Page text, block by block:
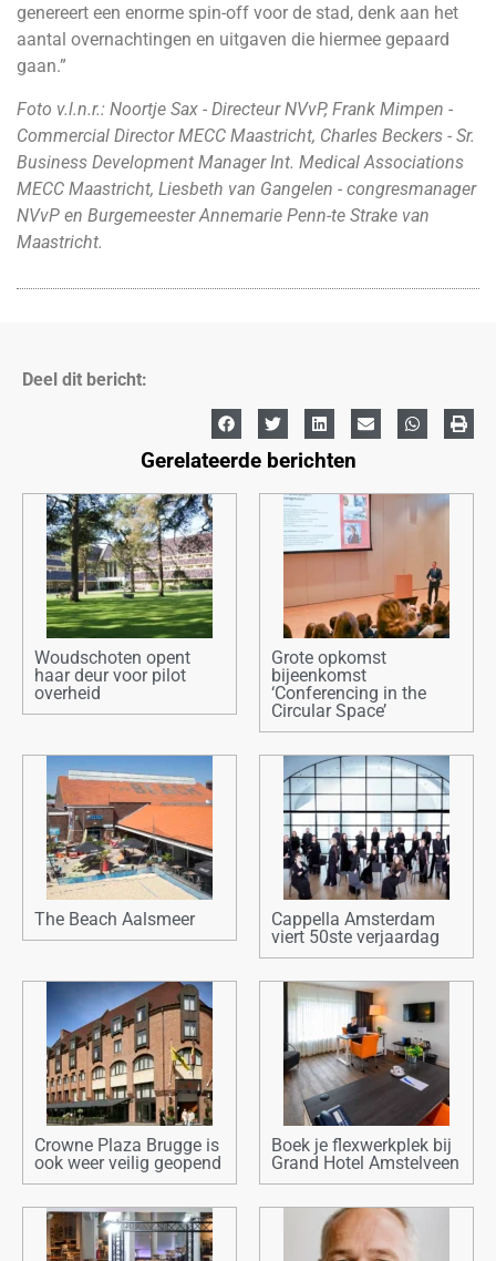
genereert een enorme spin-off voor de stad, denk aan het
aantal overnachtingen en uitgaven die hiermee gepaard
gaan.”
Foto v.l.n.r.: Noortje Sax - Directeur NVvP, Frank Mimpen -
Commercial Director MECC Maastricht, Charles Beckers - Sr.
Business Development Manager Int. Medical Associations
MECC Maastricht, Liesbeth van Gangelen - congresmanager
NVvP en Burgemeester Annemarie Penn-te Strake van
Maastricht.
Deel dit bericht:
Gerelateerde berichten
Woudschoten opent
haar deur voor pilot
overheid
Grote opkomst
bijeenkomst
‘Conferencing in the
Circular Space’
The Beach Aalsmeer
Cappella Amsterdam
viert 50ste verjaardag
Crowne Plaza Brugge is
ook weer veilig geopend
Boek je flexwerkplek bij
Grand Hotel Amstelveen